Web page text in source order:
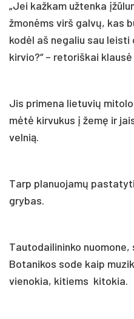
„Jei kažkam užtenka
žmonėms virš galvų, kas
kodėl aš negaliu sau
kirvio?“ – retoriškai
Jis primena lietuvių
mėtė kirvukus į žemę ir
velnią.
Tarp planuojamų
grybas.
Tautodailininko
Botanikos sode kaip
vienokia, kitiems kitokia.